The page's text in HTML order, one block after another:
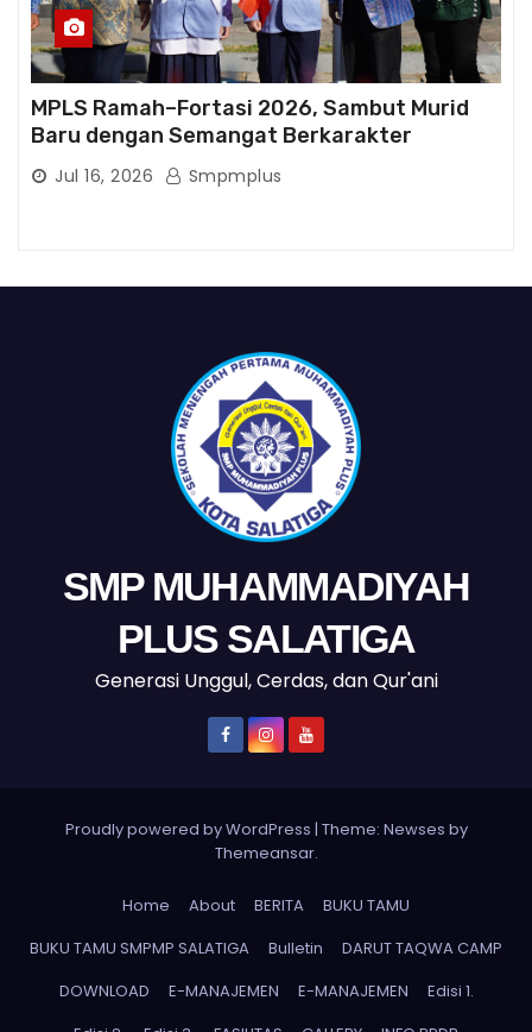
MPLS Ramah–Fortasi 2026, Sambut Murid
Baru dengan Semangat Berkarakter
Jul 16, 2026 Smpmplus
SMP MUHAMMADIYAH
PLUS SALATIGA
Generasi Unggul, Cerdas, dan Qur'ani
Proudly powered by WordPress | Theme: Newses by
Themeansar.
Home About BERITA
BUKU TAMU
BUKU TAMU SMPMP SALATIGA
Bulletin
DARUT TAQWA CAMP
DOWNLOAD
E-MANAJEMEN E-MANAJEMEN
Edisi 1.